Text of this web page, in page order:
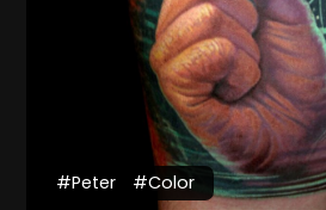
#Peter #Color